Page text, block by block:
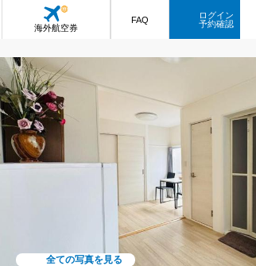
海外航空券
FAQ
ログイン
予約確認
全ての写真を見る